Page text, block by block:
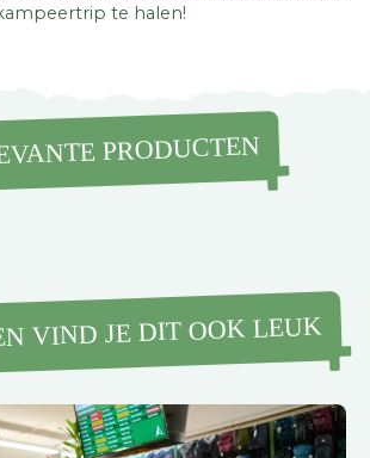
te halen!
PRODUCTEN
VIND JE DIT OOK LEUK